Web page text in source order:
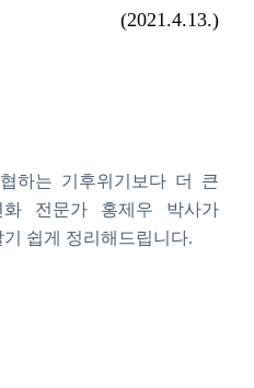
(2021.4.13.)
하는 기후위기보다 더 큰
화 전문가 홍제우 박사가
쉽게 정리해드립니다.